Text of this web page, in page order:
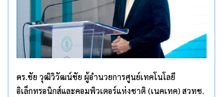
ดร.ชัย วุฒิวิวัฒน์ชัย ผู้อำนวยการศูนย์เทคโนโลยี
อิเล็กทรอนิกส์และคอมพิวเตอร์แห่งชาติ (เนคเทค) สวทช.